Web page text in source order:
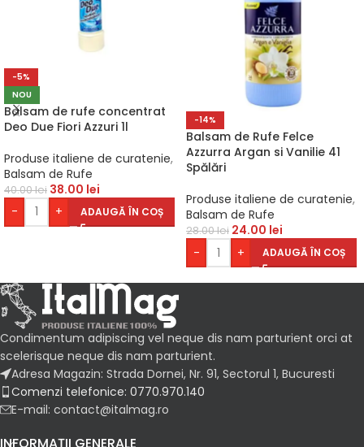
-5%
NOU
Balsam de rufe concentrat
Deo Due Fiori Azzuri 1l
Produse italiene de curatenie,
Balsam de Rufe
40.00lei 38.00 lei
-
+ ADAUGĂ ÎN COȘ
-14%
Balsam de Rufe Felce
Azzurra Argan si Vanilie 41
Spălări
Produse italiene de curatenie,
Balsam de Rufe
28.00lei 24.00 lei
-
+ ADAUGĂ ÎN COȘ
Condimentum adipiscing vel neque dis nam parturient orci at
scelerisque neque dis nam parturient.
Adresa Magazin: Strada Dornei, Nr. 91, Sectorul 1, Bucuresti
Comenzi telefonice: 0770.970.140
E-mail: contact@italmag.ro